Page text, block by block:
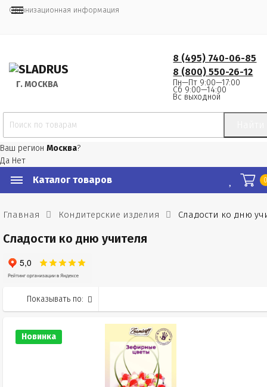
Организационная информация
Г. МОСКВА
8 (495) 740-06-85
8 (800) 550-26-12
Пн—Пт 9:00—17:00
Сб 9:00—14:00
Вс выходной
Ваш регион Москва?
Да Нет
Каталог товаров
Главная Кондитерские изделия Сладости ко дню
Сладости ко дню учителя
Показывать по:
Новинка